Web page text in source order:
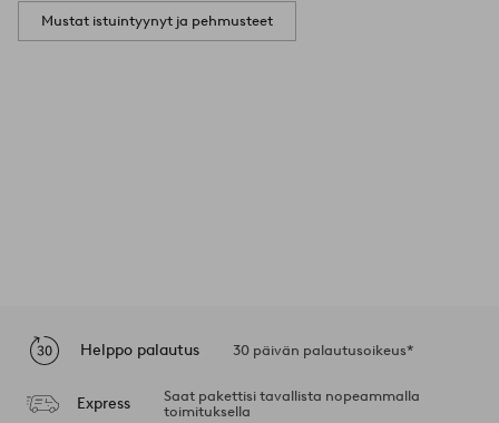
Mustat istuintyynyt ja pehmusteet
Helppo palautus 30 päivän palautusoikeus*
Express
Saat pakettisi tavallista nopeammalla
toimituksella